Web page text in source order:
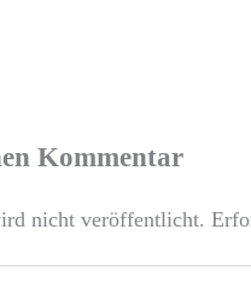
Kommentar
nicht veröffentlicht.